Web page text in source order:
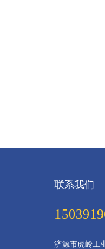
联系我们
济源市虎岭工